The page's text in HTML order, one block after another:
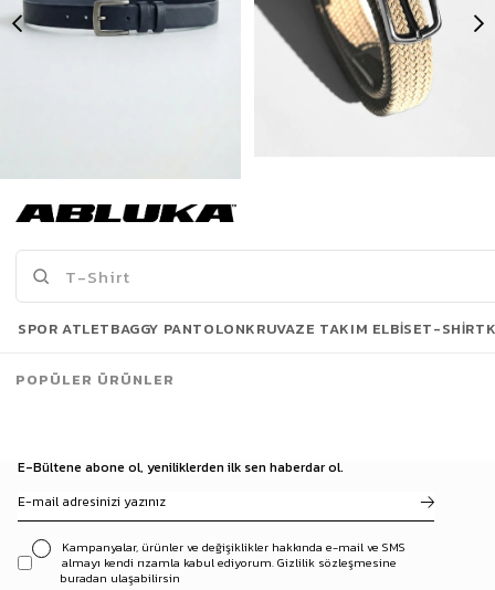
Erkek Klasik 4 Cm Kemer Lacivert
Son Bakılanlar
E-Bültene abone ol, yeniliklerden ilk sen haberdar ol.
Kampanyalar, ürünler ve değişiklikler hakkında e-mail ve SMS
almayı kendi rızamla kabul ediyorum. Gizlilik sözleşmesine
buradan ulaşabilirsin
SPOR ATLETBAGGY PANTOLONKRUVAZE TAKIM ELBISET-SHIRT
POPÜLER ÜRÜNLER